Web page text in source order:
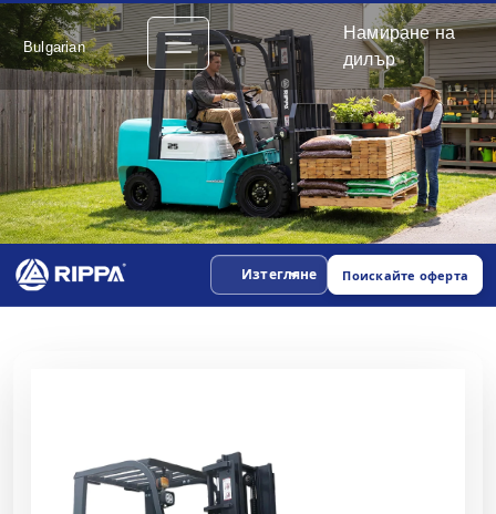
Bulgarian
Намиране на
дилър
Изтегляне Поискайте оферта